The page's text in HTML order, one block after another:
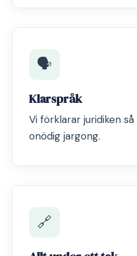
🗣️
Klarspråk
Vi förklarar juridiken
onödig jargong.
🔗